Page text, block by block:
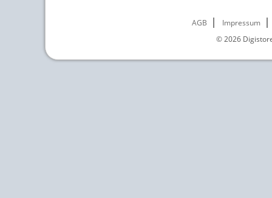
AGB
Impressum
© 2026